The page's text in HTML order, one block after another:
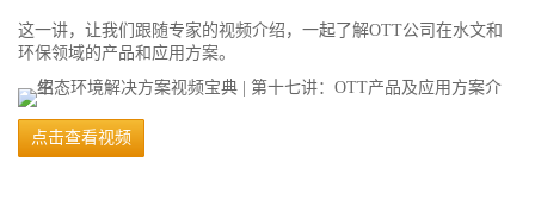
这一讲，让我们跟随专家的视频介绍，一起了解OTT公司在水文和
环保领域的产品和应用方案。
点击查看视频